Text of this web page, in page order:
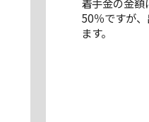
50％ですが
ます。